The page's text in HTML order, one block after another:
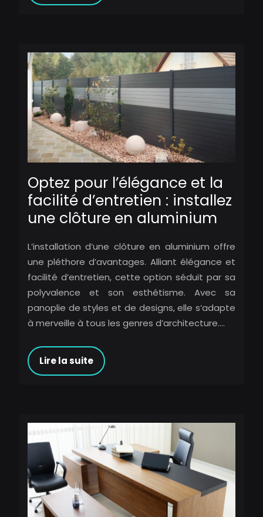
Optez pour l’élégance et la
facilité d’entretien : installez
une clôture en aluminium
L’installation d’une clôture en aluminium offre
une pléthore d’avantages. Alliant élégance et
facilité d’entretien, cette option séduit par sa
polyvalence et son esthétisme. Avec sa
panoplie de styles et de designs, elle s’adapte
à merveille à tous les genres d’architecture….
Lire la suite